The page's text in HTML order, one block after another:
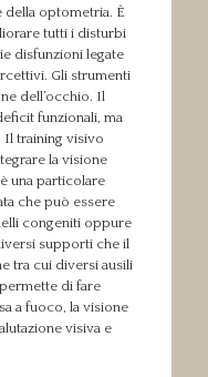
della optometria. È
tutti i disturbi
disfunzioni legate
Gli strumenti
dell’occhio. Il
funzionali, ma
Il training visivo
la visione
una particolare
che può essere
congeniti oppure
supporti che il
tra cui diversi ausili
di fare
a fuoco, la visione
visiva e